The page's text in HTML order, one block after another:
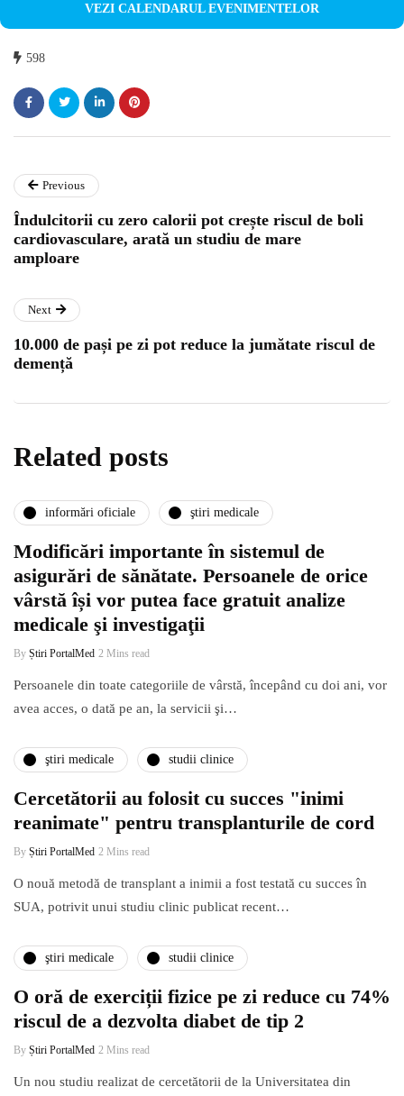
VEZI CALENDARUL EVENIMENTELOR
598
Previous
Îndulcitorii cu zero calorii pot crește riscul de boli
cardiovasculare, arată un studiu de mare
amploare
Next
10.000 de pași pe zi pot reduce la jumătate riscul de
demență
Related posts
informări oficiale ştiri medicale
Modificări importante în sistemul de
asigurări de sănătate. Persoanele de orice
vârstă își vor putea face gratuit analize
medicale şi investigaţii
By Știri PortalMed 2 Mins read
Persoanele din toate categoriile de vârstă, începând cu doi ani, vor
avea acces, o dată pe an, la servicii şi…
ştiri medicale studii clinice
Cercetătorii au folosit cu succes "inimi
reanimate" pentru transplanturile de cord
By Știri PortalMed 2 Mins read
O nouă metodă de transplant a inimii a fost testată cu succes în
SUA, potrivit unui studiu clinic publicat recent…
ştiri medicale studii clinice
O oră de exerciții fizice pe zi reduce cu 74%
riscul de a dezvolta diabet de tip 2
By Știri PortalMed 2 Mins read
Un nou studiu realizat de cercetătorii de la Universitatea din